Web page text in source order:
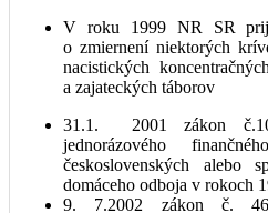
V roku 1999 NR SR
o zmiernení niektorých
nacistických
a zajateckých táborov
31.1. 2001 zákon
jednorázového
československých alebo
domáceho odboja v rokoch
9. 7.2002 zákon č.